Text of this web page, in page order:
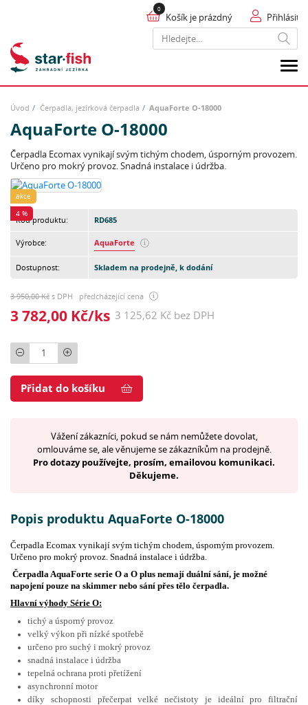
Hledat
Přihlásit
Košík je prázdný
Úvod Čerpadla, jezírková čerpadla AquaForte O-18000
AquaForte O-18000
Čerpadla Ecomax vynikají svým tichým chodem, úsporným provozem.
Určeno pro mokrý provoz. Snadná instalace i údržba.
akce
4 %
Kód produktu: RD685
Výrobce: AquaForte
Dostupnost: Skladem na prodejně, k dodání
3 950,00 Kč s DPH předcházející cena
3 782,00 Kč/ks 3 125,62 Kč bez DPH
Počet
Přidat do košíku
Vážení zákazníci, pokud se nám nemůžete dovolat,
omlouváme se, ale věnujeme se zákazníkům na prodejně.
Pro dotazy používejte, prosím, emailovou komunikaci.
Děkujeme.
Popis produktu AquaForte O-18000
Čerpadla Ecomax vynikají svým tichým chodem, úsporným provozem.
Určeno pro mokrý provoz. Snadná instalace i údržba.
Čerpadla AquaForte serie O a O plus nemají duální sání, je možné
napojení pouze na skimmer nebo sání přes tělo čerpadla.
Hlavní výhody Série O:
tichý a úsporný provoz
velký výkon při nízké spotřebě
určeno pro suchý i mokrý provoz
snadná instalace i údržba
tepelná ochrana proti přetížení
asynchronní motor
díky schopnosti přečerpat velké nečistoty je ideální pro filtrační